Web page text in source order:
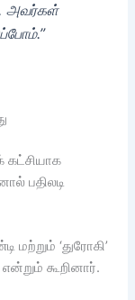
அவர்கள்
கட்சியாக
பதிலடி
மற்றும் ‘துரோகி’
கூறினார்.